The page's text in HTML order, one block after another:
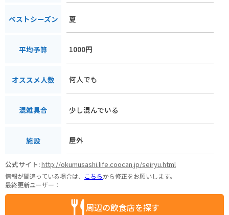
ベストシーズン 夏
平均予算 1000円
オススメ人数 何人でも
混雑具合 少し混んでいる
施設 屋外
公式サイト:http://okumusashi.life.coocan.jp/seiryu.html
情報が間違っている場合は、 こちらから修正をお願いします。
最終更新ユーザー：
周辺の飲食店を探す